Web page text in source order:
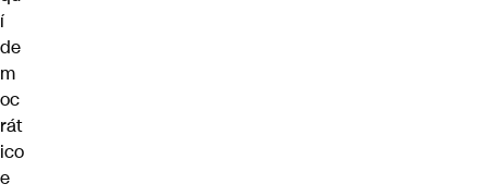
í
de
m
oc
rát
ico
e